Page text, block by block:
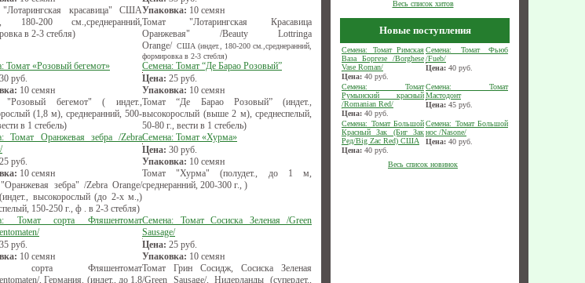
красавица" США
180-200 см.,среднеранний,
в 2-3 стебля)
Упаковка: 10 семян
Томат "Лотарингская Красавица
Оранжевая" /Beauty Lottringa
Оrange/ США (индет., 180-200 см.,среднеранний,
формировка в 2-3 стебля)
Томат «Розовый бегемот»
30 руб.
10 семян
"Розовый бегемот" ( индет.,
(1,8 м), среднеранний, 500-
в 1 стебель)
Семена: Томат “Де Барао Розовый”
Цена: 25 руб.
Упаковка: 10 семян
Томат “Де Барао Розовый” (индет.,
высокорослый (выше 2 м), среднеспелый,
50-80 г., вести в 1 стебель)
Томат Оранжевая зебра /Zebra
25 руб.
10 семян
зебра" /Zebra Orange/
высокорослый (до 2-х м.,)
150-250 г., ф . в 2-3 стебля)
Семена: Томат «Хурма»
Цена: 30 руб.
Упаковка: 10 семян
Томат "Хурма" (полудет., до 1 м,
среднеранний, 200-300 г., )
Томат сорта Фляшентомат
35 руб.
10 семян
сорта Фляшентомат
, Германия. (индет., до 1,8
Семена: Томат Сосиска Зеленая /Green
Sausage/
Цена: 25 руб.
Упаковка: 10 семян
Томат Грин Сосидж, Сосиска Зеленая
/Green Sausage/, Нидерланды (супердет.,
Весь список хитов
Новые поступления
Семена: Томат Римская
Ваза Боргезе /Borghese
Vase Roman/
Цена: 40 руб.
Семена: Томат Фьюб
/Fueb/
Цена: 40 руб.
Семена: Томат
Румынский красный
/Romanian Red/
Цена: 40 руб.
Семена: Томат
Мастодонт
Цена: 45 руб.
Семена: Томат Большой
Красный Зак (Биг Зак
Ред/Big Zac Red) США
Цена: 40 руб.
Семена: Томат Большой
нос /Nasone/
Цена: 40 руб.
Весь список новинок